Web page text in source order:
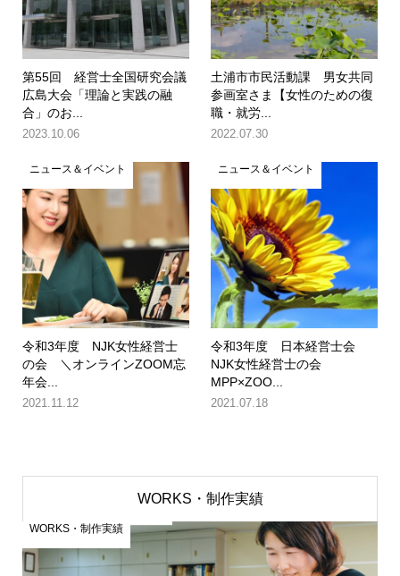
第55回 経営士全国研究会議
広島大会「理論と実践の融
合」のお...
2023.10.06
土浦市市民活動課 男女共同
参画室さま【女性のための復
職・就労...
2022.07.30
ニュース＆イベント
令和3年度 NJK女性経営士
の会 ＼オンラインZOOM忘
年会...
2021.11.12
ニュース＆イベント
令和3年度 日本経営士会
NJK女性経営士の会
MPP×ZOO...
2021.07.18
WORKS・制作実績
WORKS・制作実績